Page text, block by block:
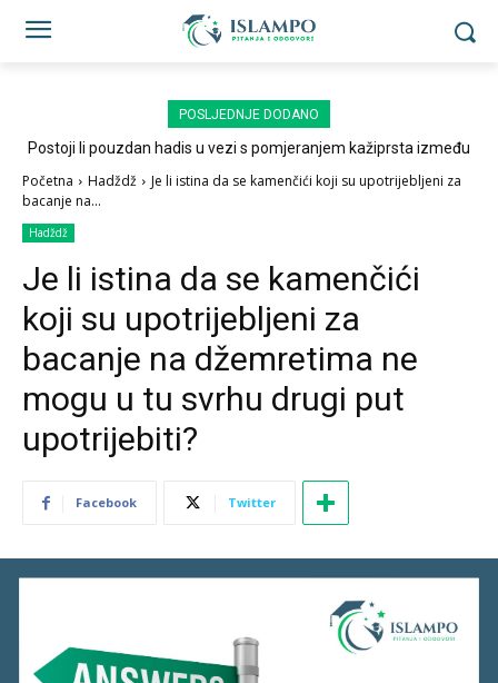
POSLJEDNJE DODANO
Postoji li pouzdan hadis u vezi s pomjeranjem kažiprsta između
Početna Hadždž
Je li istina da se kamenčići koji su upotrijebljeni za
bacanje na...
Hadždž
Je li istina da se kamenčići
koji su upotrijebljeni za
bacanje na džemretima ne
mogu u tu svrhu drugi put
upotrijebiti?
Facebook Twitter